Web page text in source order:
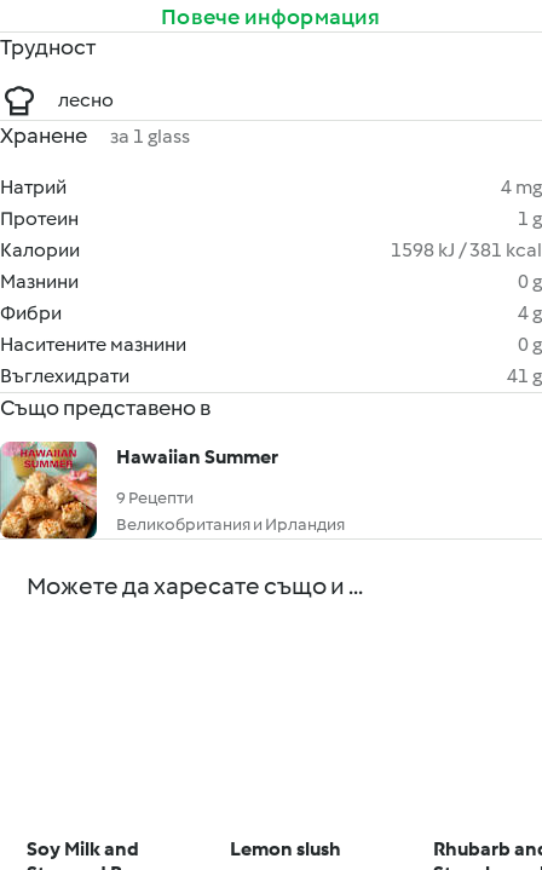
Повече информация
Трудност
лесно
Хранене за 1 glass
Натрий
4 mg
Протеин
1 g
Калории
1598 kJ / 381 kcal
Мазнини
0 g
Фибри
4 g
Наситените мазнини
0 g
Въглехидрати
41 g
Също представено в
Hawaiian Summer
9 Рецепти
Великобритания и Ирландия
Можете да харесате също и ...
Soy Milk and
Lemon slush
Rhubarb